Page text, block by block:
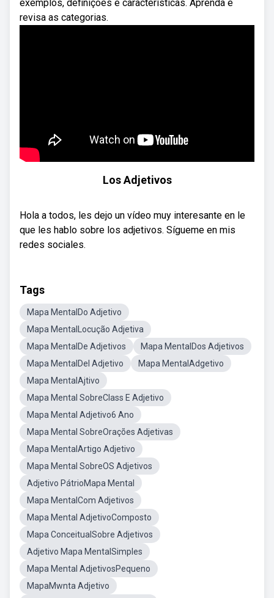
exemplos, definições e características. Aprenda e
revisa as categorias.
Los Adjetivos
Hola a todos, les dejo un vídeo muy interesante en le
que les hablo sobre los adjetivos. Sígueme en mis
redes sociales.
Tags
Mapa MentalDo Adjetivo
Mapa MentalLocução Adjetiva
Mapa MentalDe Adjetivos
Mapa MentalDos Adjetivos
Mapa MentalDel Adjetivo
Mapa MentalAdgetivo
Mapa MentalAjtivo
Mapa Mental SobreClass E Adjetivo
Mapa Mental Adjetivo6 Ano
Mapa Mental SobreOrações Adjetivas
Mapa MentalArtigo Adjetivo
Mapa Mental SobreOS Adjetivos
Adjetivo PátrioMapa Mental
Mapa MentalCom Adjetivos
Mapa Mental AdjetivoComposto
Mapa ConceitualSobre Adjetivos
Adjetivo Mapa MentalSimples
Mapa Mental AdjetivosPequeno
MapaMwnta Adjetivo